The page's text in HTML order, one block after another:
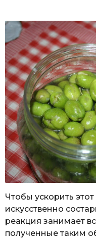
Чтобы ускорить
искусственно
реакция занимает
полученные таким